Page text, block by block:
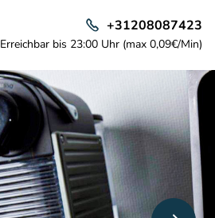
+31208087423
Erreichbar bis 23:00 Uhr (max 0,09€/Min)